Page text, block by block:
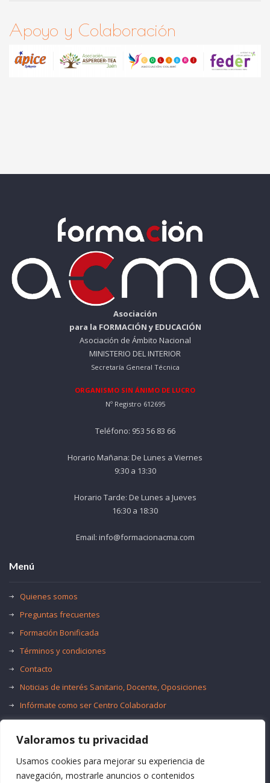
Valoramos tu privacidad
Usamos cookies para mejorar su experiencia de
navegación, mostrarle anuncios o contenidos
Apoyo y Colaboración
Asociación
para la FORMACIÓN y EDUCACIÓN
Asociación de Ámbito Nacional
MINISTERIO DEL INTERIOR
Secretaría General Técnica
ORGANISMO SIN ÁNIMO DE LUCRO
Nº Registro 612695
Teléfono: 953 56 83 66
Horario Mañana: De Lunes a Viernes
9:30 a 13:30
Horario Tarde: De Lunes a Jueves
16:30 a 18:30
Email: info@formacionacma.com
Menú
Quienes somos
Preguntas frecuentes
Formación Bonificada
Términos y condiciones
Contacto
Noticias de interés Sanitario, Docente, Oposiciones
Infórmate como ser Centro Colaborador
Trabaja con nosotros
Oferta de Empleo Público
Bolsas de Empleo